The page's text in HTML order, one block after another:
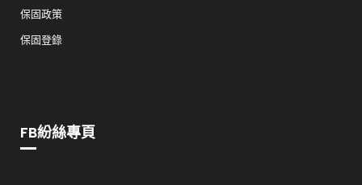
保固政策
保固登錄
FB紛絲專頁